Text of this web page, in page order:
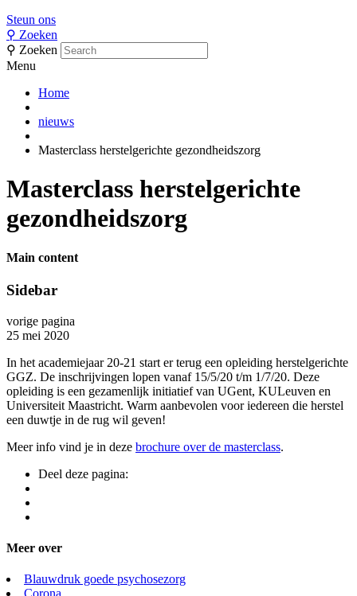
Steun ons
⚲ Zoeken
⚲ Zoeken
Menu
Home
nieuws
Masterclass herstelgerichte gezondheidszorg
Masterclass herstelgerichte
gezondheidszorg
Main content
Sidebar
vorige pagina
25 mei 2020
In het academiejaar 20-21 start er terug een opleiding herstelgerichte
GGZ. De inschrijvingen lopen vanaf 15/5/20 t/m 1/7/20. Deze
opleiding is een gezamenlijk initiatief van UGent, KULeuven en
Universiteit Maastricht. Warm aanbevolen voor iedereen die herstel
een duwtje in de rug wil geven!
Meer info vind je in deze brochure over de masterclass.
Deel deze pagina:
Meer over
Blauwdruk goede psychosezorg